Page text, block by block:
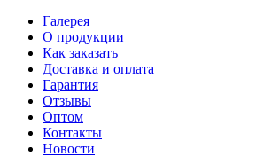
Галерея
О продукции
Как заказать
Доставка и оплата
Гарантия
Отзывы
Оптом
Контакты
Новости